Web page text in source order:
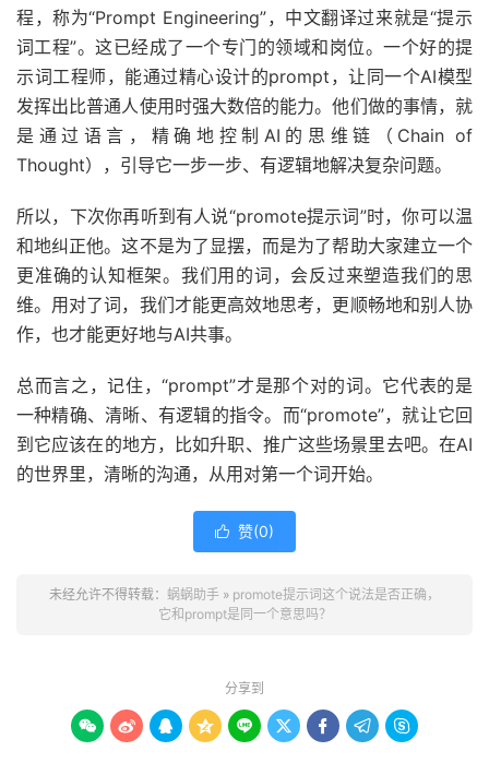
程，称为“Prompt Engineering”，中文翻译过来就是“提示
词工程”。这已经成了一个专门的领域和岗位。一个好的提
示词工程师，能通过精心设计的prompt，让同一个AI模型
发挥出比普通人使用时强大数倍的能力。他们做的事情，就
是通过语言，精确地控制AI的思维链（Chain of
Thought），引导它一步一步、有逻辑地解决复杂问题。
所以，下次你再听到有人说“promote提示词”时，你可以温
和地纠正他。这不是为了显摆，而是为了帮助大家建立一个
更准确的认知框架。我们用的词，会反过来塑造我们的思
维。用对了词，我们才能更高效地思考，更顺畅地和别人协
作，也才能更好地与AI共事。
总而言之，记住，“prompt”才是那个对的词。它代表的是
一种精确、清晰、有逻辑的指令。而“promote”，就让它回
到它应该在的地方，比如升职、推广这些场景里去吧。在AI
的世界里，清晰的沟通，从用对第一个词开始。
 赞(0)
未经允许不得转载： 蜗蜗助手 » promote提示词这个说法是否正确，
它和prompt是同一个意思吗？
分享到
        